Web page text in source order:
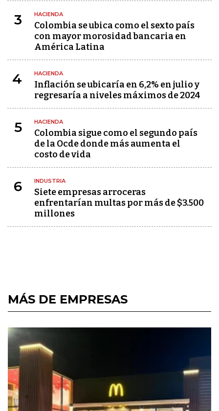
3 HACIENDA
Colombia se ubica como el sexto país
con mayor morosidad bancaria en
América Latina
4 HACIENDA
Inflación se ubicaría en 6,2% en julio y
regresaría a niveles máximos de 2024
5 HACIENDA
Colombia sigue como el segundo país
de la Ocde donde más aumenta el
costo de vida
6 INDUSTRIA
Siete empresas arroceras
enfrentarían multas por más de $3.500
millones
MÁS DE EMPRESAS